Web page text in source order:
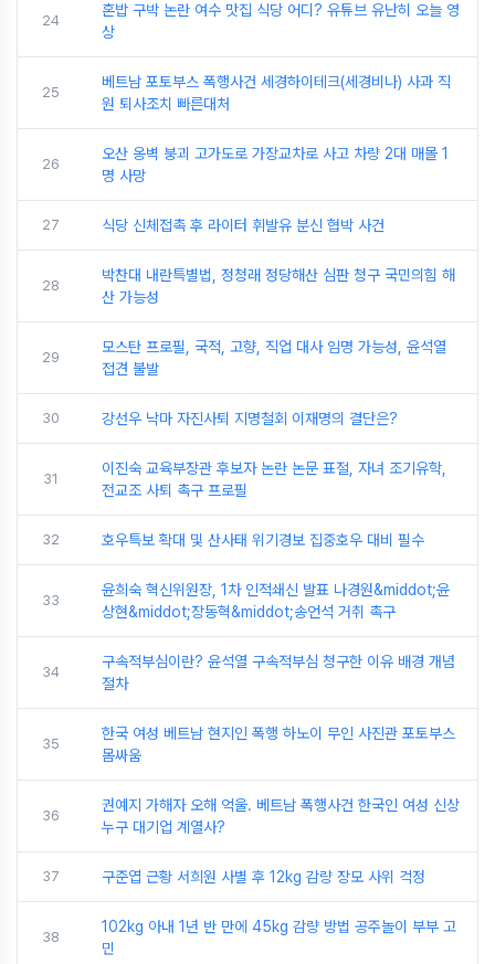
24
혼밥 구박 논란 여수 맛집 식당 어디? 유튜브 유난히 오늘 영
상
25
베트남 포토부스 폭행사건 세경하이테크(세경비나) 사과 직
원 퇴사조치 빠른대처
26
오산 옹벽 붕괴 고가도로 가장교차로 사고 차량 2대 매몰 1
명 사망
27 식당 신체접촉 후 라이터 휘발유 분신 협박 사건
28
박찬대 내란특별법, 정청래 정당해산 심판 청구 국민의힘 해
산 가능성
29
모스탄 프로필, 국적, 고향, 직업 대사 임명 가능성, 윤석열
접견 불발
30 강선우 낙마 자진사퇴 지명철회 이재명의 결단은?
31
이진숙 교육부장관 후보자 논란 논문 표절, 자녀 조기유학,
전교조 사퇴 촉구 프로필
32 호우특보 확대 및 산사태 위기경보 집중호우 대비 필수
33
윤희숙 혁신위원장, 1차 인적쇄신 발표 나경원&middot;윤
상현&middot;장동혁&middot;송언석 거취 촉구
34
구속적부심이란? 윤석열 구속적부심 청구한 이유 배경 개념
절차
35
한국 여성 베트남 현지인 폭행 하노이 무인 사진관 포토부스
몸싸움
36
권예지 가해자 오해 억울. 베트남 폭행사건 한국인 여성 신상
누구 대기업 계열사?
37 구준엽 근황 서희원 사별 후 12kg 감량 장모 사위 걱정
38
102kg 아내 1년 반 만에 45kg 감량 방법 공주놀이 부부 고
민